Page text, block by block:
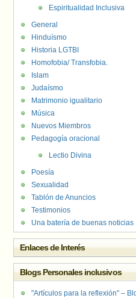
Espiritualidad Inclusiva
General
Hinduísmo
Historia LGTBI
Homofobia/ Transfobia.
Islam
Judaísmo
Matrimonio igualitario
Música
Nuevos Miembros
Pedagogía oracional
Lectio Divina
Poesía
Sexualidad
Tablón de Anuncios
Testimonios
Una batería de buenas noticias
Enlaces de Interés
Blogs Personales inclusivos
"Artículos para la reflexión" –